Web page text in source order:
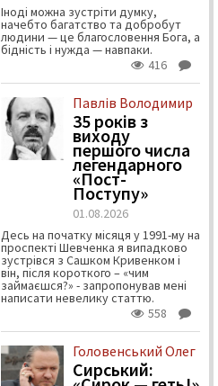
Іноді можна зустріти думку,
начебто багатство та добробут
людини — це благословення Бога, а
бідність і нужда — навпаки.
416
Павлів Володимир
35 років з
виходу
першого числа
легендарного
«Пост-
Поступу»
01.08.2026
Десь на початку місяця у 1991-му на
проспекті Шевченка я випадково
зустрівся з Сашком Кривенком і
він, після короткого – «чим
займаєшся?» - запропонував мені
написати невелику статтю.
558
Головенський Олег
Сирський: